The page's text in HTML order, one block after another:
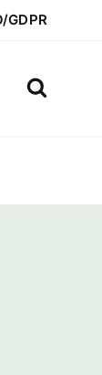
GDPR